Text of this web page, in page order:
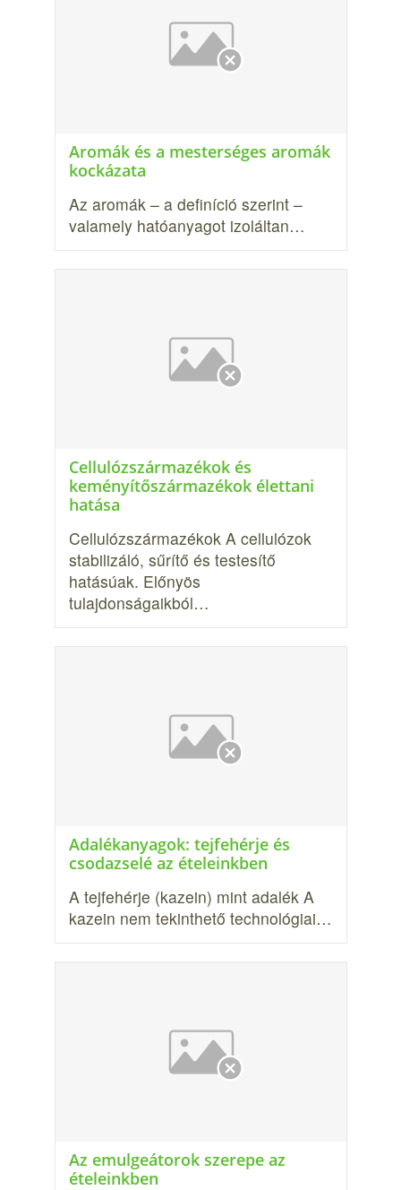
Aromák és a mesterséges aromák
kockázata
Az aromák – a definíció szerint –
valamely hatóanyagot izoláltan…
Cellulózszármazékok és
keményítőszármazékok élettani
hatása
Cellulózszármazékok A cellulózok
stabilizáló, sűrítő és testesítő
hatásúak. Előnyös
tulajdonságaikból…
Adalékanyagok: tejfehérje és
csodazselé az ételeinkben
A tejfehérje (kazein) mint adalék A
kazein nem tekinthető technológiai…
Az emulgeátorok szerepe az
ételeinkben